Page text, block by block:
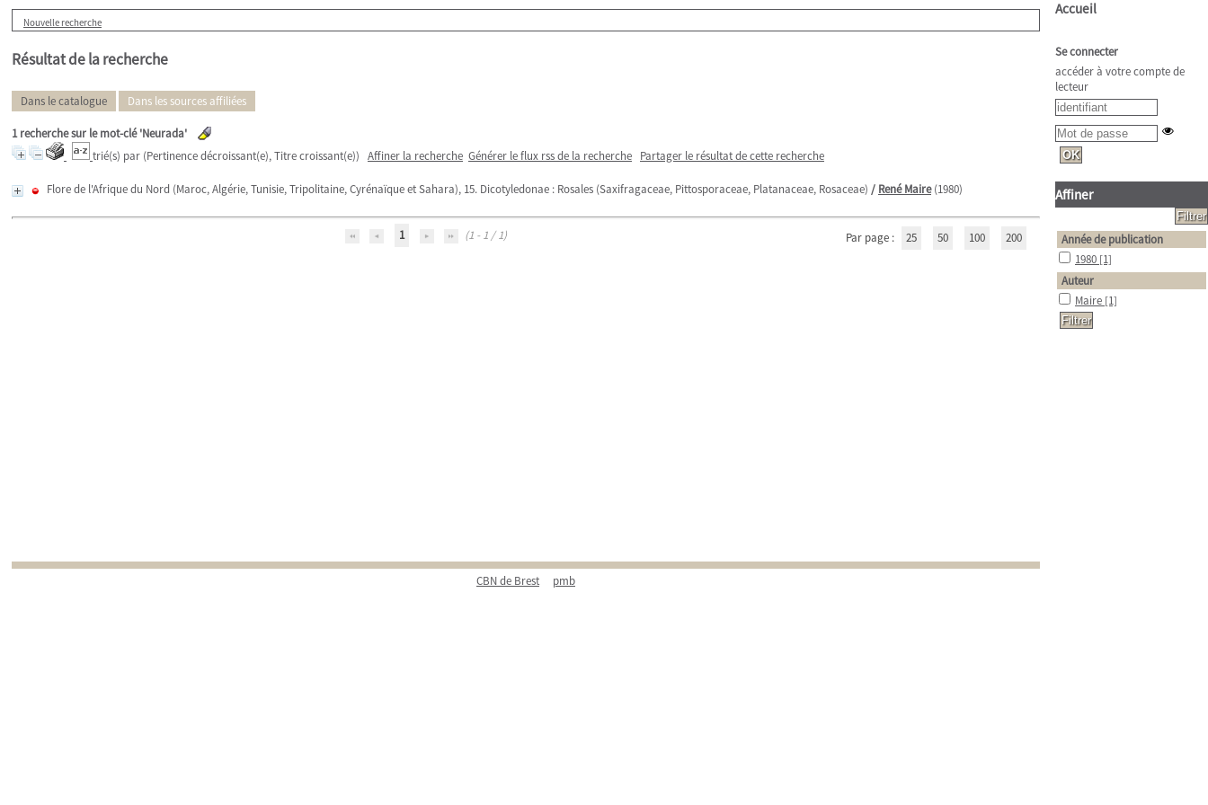
Nouvelle recherche
Résultat de la recherche
Dans le catalogue Dans les sources affiliées
1recherche sur le mot-clé'Neurada'
trié(s) par (Pertinence décroissant(e), Titre croissant(e)) Affiner la recherche Générer le flux rss de la recherche Partager le résultat de cette recherche
Flore de l'Afrique du Nord (Maroc, Algérie, Tunisie, Tripolitaine, Cyrénaïque et Sahara), 15. Dicotyledonae : Rosales (Saxifragaceae, Pittosporaceae, Platanaceae, Rosaceae) / René Maire(1980)
1 (1 - 1 / 1) Par page : 25 50 100 200
CBN de Brest pmb
Accueil
Se connecter
accéder à votre compte de
lecteur
Affiner
Année de publication
1980 [1]
Auteur
Maire [1]